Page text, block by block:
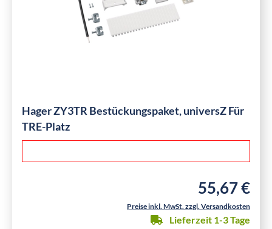
Hager ZY3TR Bestückungspaket, universZ Für
TRE-Platz
Regulärer
55,67 €
Preise inkl. MwSt. zzgl. Versandkosten
Lieferzeit 1-3 Tage